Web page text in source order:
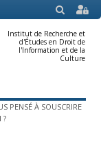
SEARCH
Institut de Recherche et
d'Études en Droit de
l'Information et de la
Culture
PENSÉ À SOUSCRIRE
?